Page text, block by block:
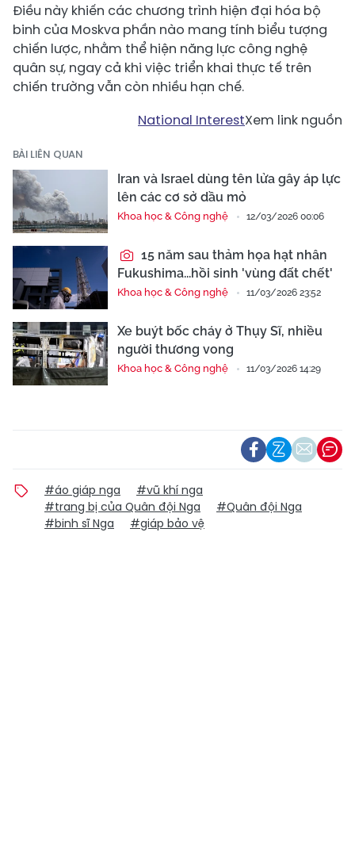
Điều này khiến các chương trình hiện đại hóa bộ
binh của Moskva phần nào mang tính biểu tượng
chiến lược, nhằm thể hiện năng lực công nghệ
quân sự, ngay cả khi việc triển khai thực tế trên
chiến trường vẫn còn nhiều hạn chế.
National InterestXem link nguồn
BÀI LIÊN QUAN
Iran và Israel dùng tên lửa gây áp lực
lên các cơ sở dầu mỏ
Khoa học & Công nghệ 12/03/2026 00:06
15 năm sau thảm họa hạt nhân
Fukushima...hồi sinh 'vùng đất chết'
Khoa học & Công nghệ 11/03/2026 23:52
Xe buýt bốc cháy ở Thụy Sĩ, nhiều
người thương vong
Khoa học & Công nghệ 11/03/2026 14:29
#áo giáp nga
#vũ khí nga
#trang bị của Quân đội Nga
#Quân đội Nga
#binh sĩ Nga
#giáp bảo vệ